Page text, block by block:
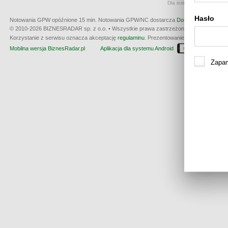
Dla instrumentów
Notowania GPW opóźnione 15 min. Notowania GPW/NC dostarcza Dom Maklerski BDM
© 2010-2026 BIZNESRADAR sp. z o.o. • Wszystkie prawa zastrzeżone • produkcja:
Korzystanie z serwisu oznacza akceptację regulaminu . Prezentowanie kwotowania nie
Mobilna wersja BiznesRadar.pl
Aplikacja dla systemu Android
Hasło